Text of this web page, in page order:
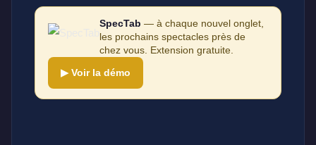
SpecTab — à chaque nouvel onglet,
les prochains spectacles près de
chez vous. Extension gratuite.
▶ Voir la démo